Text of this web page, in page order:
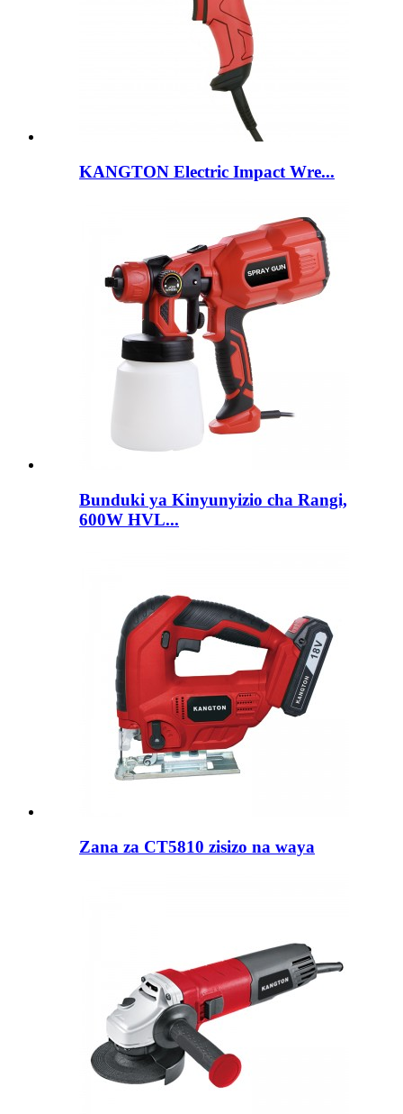
KANGTON Electric Impact Wre...
Bunduki ya Kinyunyizio cha Rangi,
600W HVL...
Zana za CT5810 zisizo na waya